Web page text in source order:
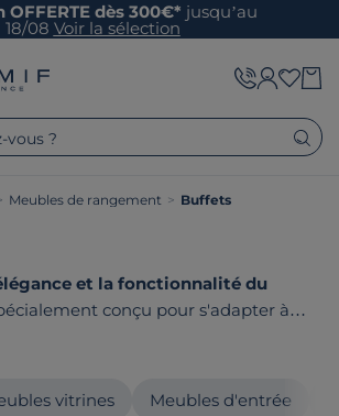
OFFERTE dès 300€* jusqu’au
18/08 Voir la sélection
vous ?
Meubles de rangement > Buffets
et la fonctionnalité du
conçu pour s'adapter à
ce meuble allie un design raffiné à
exposer vos objets décoratifs, il
vitrines Meubles d'entrée